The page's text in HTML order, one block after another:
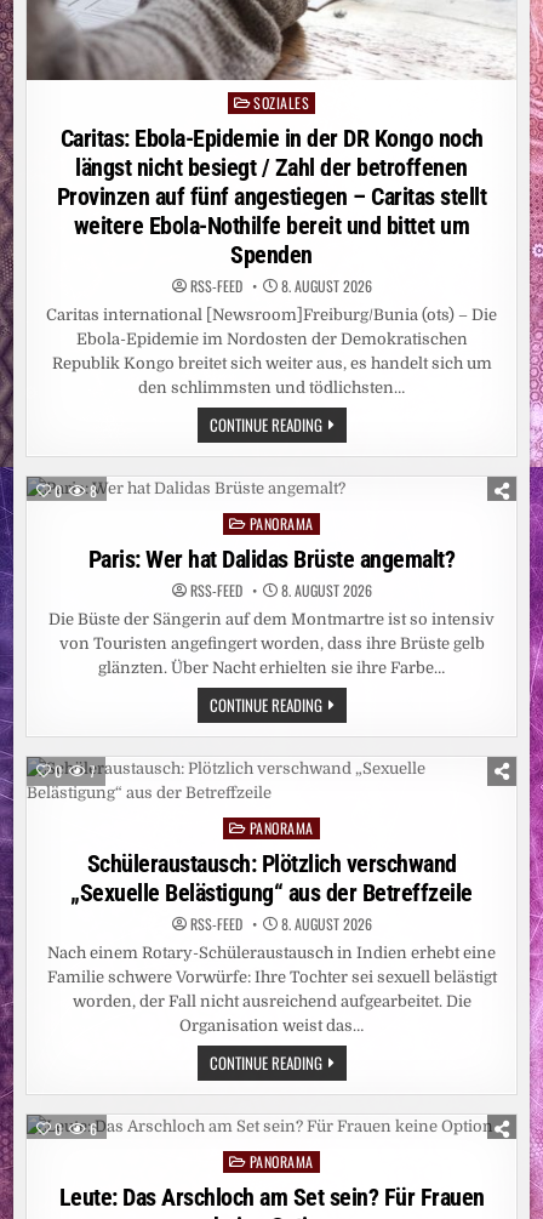
Posted
in
SOZIALES
Caritas: Ebola-Epidemie in der DR Kongo noch
längst nicht besiegt / Zahl der betroffenen
Provinzen auf fünf angestiegen – Caritas stellt
weitere Ebola-Nothilfe bereit und bittet um
Spenden
RSS-FEED 8. AUGUST 2026
Caritas international [Newsroom]Freiburg/Bunia (ots) – Die
Ebola-Epidemie im Nordosten der Demokratischen
Republik Kongo breitet sich weiter aus, es handelt sich um
den schlimmsten und tödlichsten…
CONTINUE READINGCARITAS:
EBOLA-
EPIDEMIE
DER
DR
LÄNGST
NICHT
BESIEGT
/
ZAHL
DER
BETROFFENEN
PROVINZEN
AUF
FÜNF
ANGESTIEGEN
–
CARITAS
STELLT
WEITERE
BITTET
UM
SPENDEN
0 8
Posted
in
PANORAMA
Paris: Wer hat Dalidas Brüste angemalt?
RSS-FEED 8. AUGUST 2026
Die Büste der Sängerin auf dem Montmartre ist so intensiv
von Touristen angefingert worden, dass ihre Brüste gelb
glänzten. Über Nacht erhielten sie ihre Farbe…
CONTINUE READINGPARIS:
WER
HAT
BRÜSTE
ANGEMALT?
0 7
PostedPANORAMA
Schüleraustausch: Plötzlich verschwand
„Sexuelle Belästigung“ aus der Betreffzeile
RSS-FEED 8. AUGUST 2026
Nach einem Rotary-Schüleraustausch in Indien erhebt eine
Familie schwere Vorwürfe: Ihre Tochter sei sexuell belästigt
worden, der Fall nicht ausreichend aufgearbeitet. Die
Organisation weist das…
CONTINUE READINGSCHÜLERAUSTAUSCH:
PLÖTZLICH
VERSCHWAND
BELÄSTIGUNG“
AUS
0 6
PostedPANORAMA
Leute: Das Arschloch am Set sein? Für Frauen